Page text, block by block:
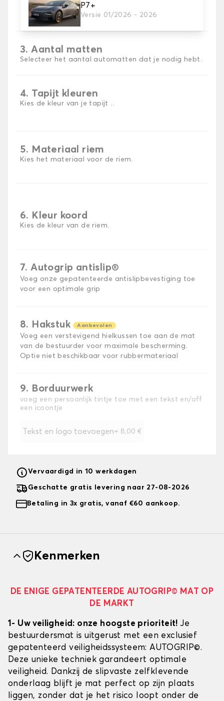
P7+
Versie 01/2026 - 2026
2. Materiaal
Kies het materiaal van uw automatten
3. Aantal matten
Selecteer het aantal automatten dat je nodig hebt.
4. Tapijt kleuren
Kies de kleur van je tapijt ..
5. Materiaal riem
Kies het materiaal voor de riem.
6. Kleur koord
Kies de kleur van de riem.
7. Autogrip antislip®
Voeg onze gepatenteerde antislipbevestiging toe
voor een optimale grip
8. Hakstuk Aanbevolen
Voeg een verstevigend hielkussen toe aan de mat
van de bestuurder voor maximale bescherming.
Optie niet beschikbaar voor rubbermateriaal
9. Borduurwerk
voeg een persoonlijk tintje toe met een tekst en/off
een icoontje
Tekst en logo toevoegen+ 8,00 €
Vervaardigd in 10 werkdagen
Geschatte gratis levering naar 27-08-2026
Betaling in 3x gratis, vanaf €60 aankoop.
Kenmerken
DE ENIGE GEPATENTEERDE AUTOGRIP© MAT OP
DE MARKT
1- Uw veiligheid: onze hoogste prioriteit!Je
bestuurdersmat is uitgerust met een exclusief
gepatenteerd veiligheidssysteem: AUTOGRIP©.
Deze unieke techniek garandeert optimale
veiligheid. Dankzij de slipvaste zelfklevende
onderlaag blijft je mat perfect op zijn plaats
liggen, zonder dat je het risico loopt onder de